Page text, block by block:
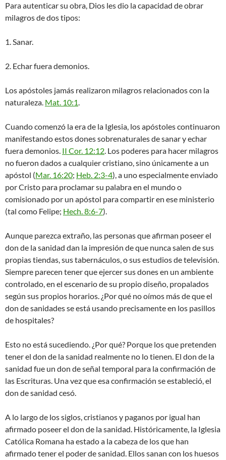
Para autenticar su obra, Dios les dio la capacidad de obrar
milagros de dos tipos:
1. Sanar.
2. Echar fuera demonios.
Los apóstoles jamás realizaron milagros relacionados con la
naturaleza. Mat. 10:1.
Cuando comenzó la era de la Iglesia, los apóstoles continuaron
manifestando estos dones sobrenaturales de sanar y echar
fuera demonios. II Cor. 12:12. Los poderes para hacer milagros
no fueron dados a cualquier cristiano, sino únicamente a un
apóstol (Mar. 16:20; Heb. 2:3-4), a uno especialmente enviado
por Cristo para proclamar su palabra en el mundo o
comisionado por un apóstol para compartir en ese ministerio
(tal como Felipe; Hech. 8:6-7).
Aunque parezca extraño, las personas que afirman poseer el
don de la sanidad dan la impresión de que nunca salen de sus
propias tiendas, sus tabernáculos, o sus estudios de televisión.
Siempre parecen tener que ejercer sus dones en un ambiente
controlado, en el escenario de su propio diseño, propalados
según sus propios horarios. ¿Por qué no oímos más de que el
don de sanidades se está usando precisamente en los pasillos
de hospitales?
Esto no está sucediendo. ¿Por qué? Porque los que pretenden
tener el don de la sanidad realmente no lo tienen. El don de la
sanidad fue un don de señal temporal para la confirmación de
las Escrituras. Una vez que esa confirmación se estableció, el
don de sanidad cesó.
A lo largo de los siglos, cristianos y paganos por igual han
afirmado poseer el don de la sanidad. Históricamente, la Iglesia
Católica Romana ha estado a la cabeza de los que han
afirmado tener el poder de sanidad. Ellos sanan con los huesos